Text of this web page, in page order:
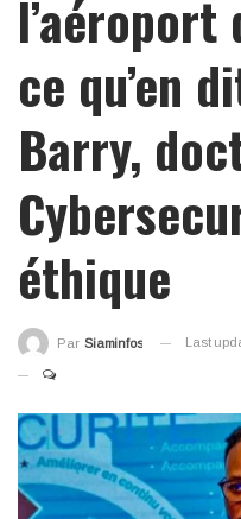
l’aéroport
ce qu’en
Barry,
éthique
Par Siaminfos Last